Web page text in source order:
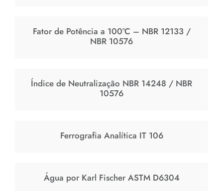
Fator de Potência a 100°C – NBR 12133 /
NBR 10576
Índice de Neutralização NBR 14248 / NBR
10576
Ferrografia Analítica IT 106
Água por Karl Fischer ASTM D6304